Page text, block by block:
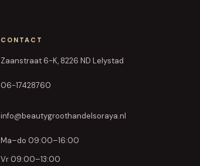
CONTACT
Zaanstraat 6-K, 8226 ND Lelystad
06-17428760
info@beautygroothandelsoraya.nl
Ma–do 09:00–16:00
Vr 09:00–13:00